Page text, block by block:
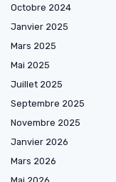
Octobre 2024
Janvier 2025
Mars 2025
Mai 2025
Juillet 2025
Septembre 2025
Novembre 2025
Janvier 2026
Mars 2026